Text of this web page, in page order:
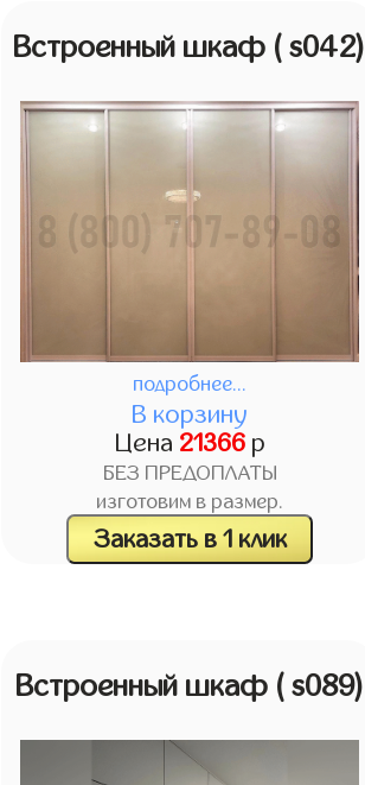
Встроенный шкаф ( s042)
подробнее...
В корзину
Цена 21366р
БЕЗ ПРЕДОПЛАТЫ
изготовим в размер.
Заказать в 1 клик
Встроенный шкаф ( s089)